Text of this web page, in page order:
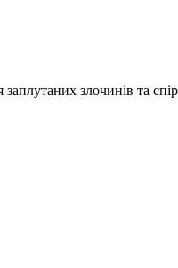
злочинів та